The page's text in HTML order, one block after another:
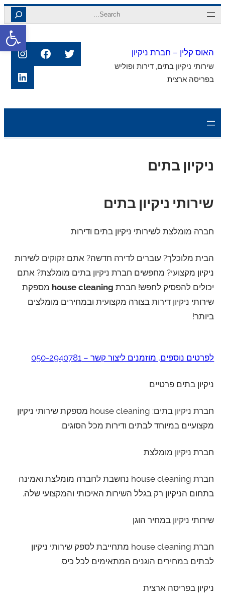
פתח
לדלג
לתוכן
Search
האוס קלין – חברת ניקיון
שירותי ניקיון בתים, דירות ופוליש
בפריסה ארצית
Twitter
ניקיון בתים
שירותי ניקיון בתים
חברה מומלצת לשירותי ניקיון בתים ודירות
הבית מלוכלך? עוברים לדירה חדשה? אתם זקוקים לשירות
ניקיון מקצועי? מחפשים חברת ניקיון בתים מומלצת? אתם
יכולים להפסיק לחפש! חברת house cleaning מספקת
שירותי ניקיון דירות בצורה מקצועית ובמחירים מומלצים
ביותר!
לפרטים נוספים, מוזמנים ליצור קשר – 050-2940781
ניקיון בתים פרטיים
חברת ניקיון בתים: house cleaning מספקת שירותי ניקיון
מקצועיים במיוחד לבתים ודירות מכל הסוגים.
חברת ניקיון מומלצת
חברת house cleaning נחשבת לחברה מומלצת ואמינה
בתחום הניקיון רק בגלל השירות האיכותי והמקצועי שלה.
שירותי ניקיון במחיר הוגן
חברת house cleaning מתחייבת לספק שירותי ניקיון
לבתים במחירים הוגנים המתאימים לכל כיס.
ניקיון בפריסה ארצית